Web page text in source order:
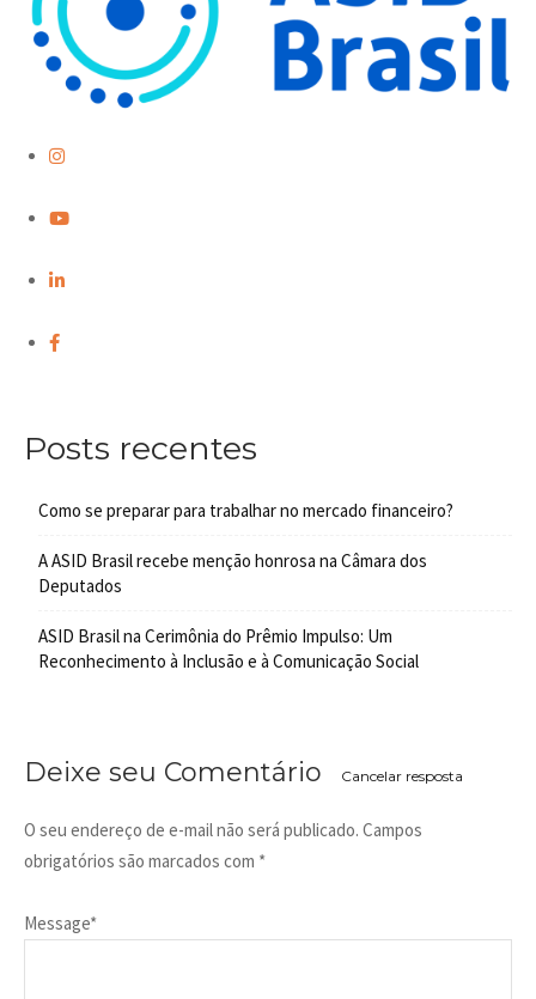
Posts recentes
Como se preparar para trabalhar no mercado financeiro?
A ASID Brasil recebe menção honrosa na Câmara dos
Deputados
ASID Brasil na Cerimônia do Prêmio Impulso: Um
Reconhecimento à Inclusão e à Comunicação Social
Deixe seu Comentário Cancelar resposta
O seu endereço de e-mail não será publicado. Campos
obrigatórios são marcados com *
Message*